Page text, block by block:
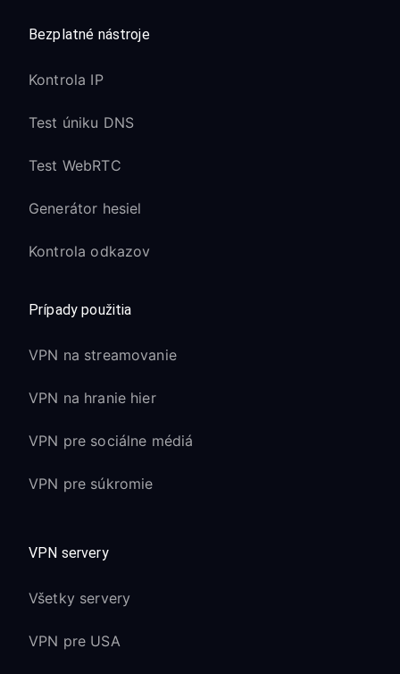
Bezplatné nástroje
Kontrola IP
Test úniku DNS
Test WebRTC
Generátor hesiel
Kontrola odkazov
Prípady použitia
VPN na streamovanie
VPN na hranie hier
VPN pre sociálne médiá
VPN pre súkromie
VPN servery
Všetky servery
VPN pre USA